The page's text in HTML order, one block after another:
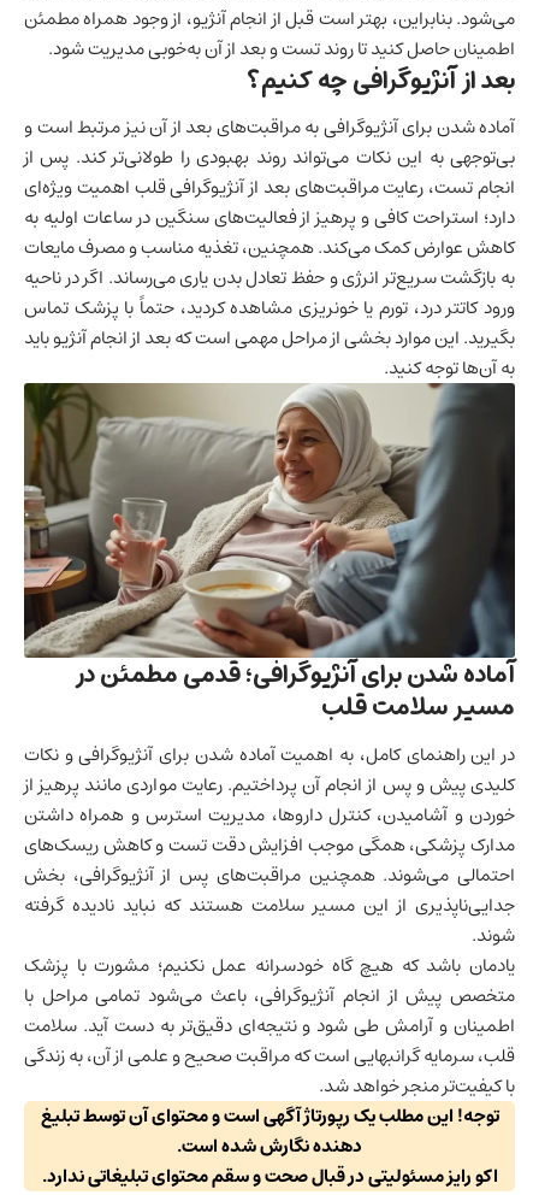
می‌شود. بنابراین، بهتر است قبل از انجام آنژیو، از وجود همراه مطمئن
اطمینان حاصل کنید تا روند تست و بعد از آن به‌خوبی مدیریت شود.
بعد از آنژیوگرافی چه کنیم؟
آماده شدن برای آنژیوگرافی به مراقبت‌های بعد از آن نیز مرتبط است و
بی‌توجهی به این نکات می‌تواند روند بهبودی را طولانی‌تر کند. پس از
انجام تست، رعایتمراقبت‌های بعد از آنژیوگرافی قلباهمیت ویژه‌ای
دارد؛ استراحت کافی و پرهیز از فعالیت‌های سنگین در ساعات اولیه به
کاهش عوارض کمک می‌کند. همچنین، تغذیه مناسب و مصرف مایعات
به بازگشت سریع‌تر انرژی و حفظ تعادل بدن یاری می‌رساند. اگر در ناحیه
ورود کاتتر درد، تورم یا خونریزی مشاهده کردید، حتماً با پزشک تماس
بگیرید. این موارد بخشی از مراحل مهمی است که بعد از انجام آنژیو باید
به آن‌ها توجه کنید.
آماده شدن برای آنژیوگرافی؛ قدمی مطمئن در
مسیر سلامت قلب
در این راهنمای کامل، به اهمیت آماده شدن برای آنژیوگرافی و نکات
کلیدی پیش و پس از انجام آن پرداختیم. رعایت مواردی مانند پرهیز از
خوردن و آشامیدن، کنترل داروها، مدیریت استرس و همراه داشتن
مدارک پزشکی، همگی موجب افزایش دقت تست و کاهش ریسک‌های
احتمالی می‌شوند. همچنین مراقبت‌های پس از آنژیوگرافی، بخش
جدایی‌ناپذیری از این مسیر سلامت هستند که نباید نادیده گرفته
شوند.
یادمان باشد که هیچ گاه خودسرانه عمل نکنیم؛ مشورت با پزشک
متخصص پیش از انجام آنژیوگرافی، باعث می‌شود تمامی مراحل با
اطمینان و آرامش طی شود و نتیجه‌ای دقیق‌تر به دست آید. سلامت
قلب، سرمایه گرانبهایی است که مراقبت صحیح و علمی از آن، به زندگی
با کیفیت‌تر منجر خواهد شد.
توجه! این مطلب یک رپورتاژ آگهی است و محتوای آن توسط تبلیغ
دهنده نگارش شده است.
اکو رایز مسئولیتی در قبال صحت و سقم محتوای تبلیغاتی ندارد.